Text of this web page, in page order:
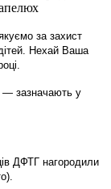
за захист
Нехай Ваша
— зазначають у
ДФТГ нагородили